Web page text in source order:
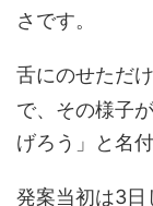
さです。
舌にのせただ
で、その様子
げろう」と名
発案当初は3日